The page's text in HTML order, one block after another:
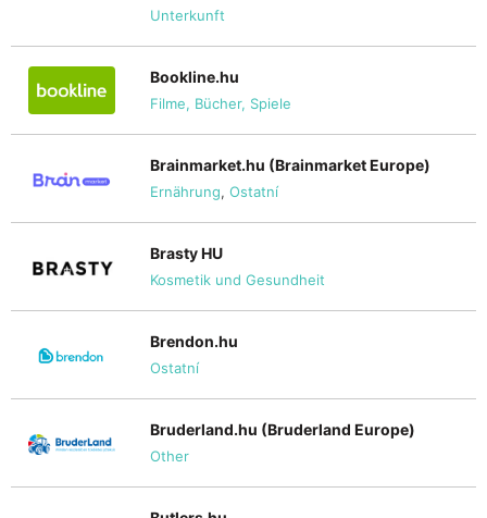
Unterkunft
Bookline.hu
Filme, Bücher, Spiele
Brainmarket.hu (Brainmarket Europe)
Ernährung, Ostatní
Brasty HU
Kosmetik und Gesundheit
Brendon.hu
Ostatní
Bruderland.hu (Bruderland Europe)
Other